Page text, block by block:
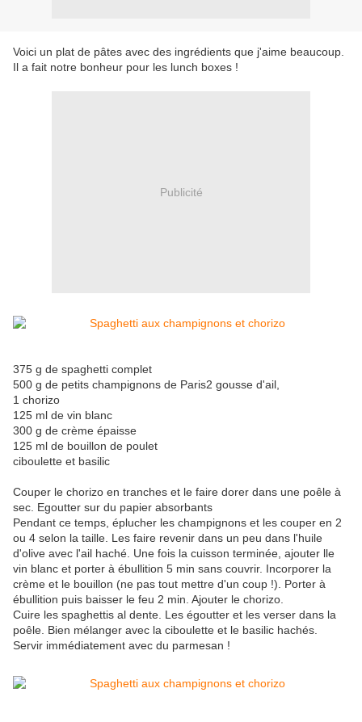
Voici un plat de pâtes avec des ingrédients que j'aime beaucoup.
Il a fait notre bonheur pour les lunch boxes !
Publicité
375 g de spaghetti complet
500 g de petits champignons de Paris2 gousse d'ail,
1 chorizo
125 ml de vin blanc
300 g de crème épaisse
125 ml de bouillon de poulet
ciboulette et basilic
Couper le chorizo en tranches et le faire dorer dans une poêle à
sec. Egoutter sur du papier absorbants
Pendant ce temps, éplucher les champignons et les couper en 2
ou 4 selon la taille. Les faire revenir dans un peu dans l'huile
d'olive avec l'ail haché. Une fois la cuisson terminée, ajouter lle
vin blanc et porter à ébullition 5 min sans couvrir. Incorporer la
crème et le bouillon (ne pas tout mettre d'un coup !). Porter à
ébullition puis baisser le feu 2 min. Ajouter le chorizo.
Cuire les spaghettis al dente. Les égoutter et les verser dans la
poêle. Bien mélanger avec la ciboulette et le basilic hachés.
Servir immédiatement avec du parmesan !